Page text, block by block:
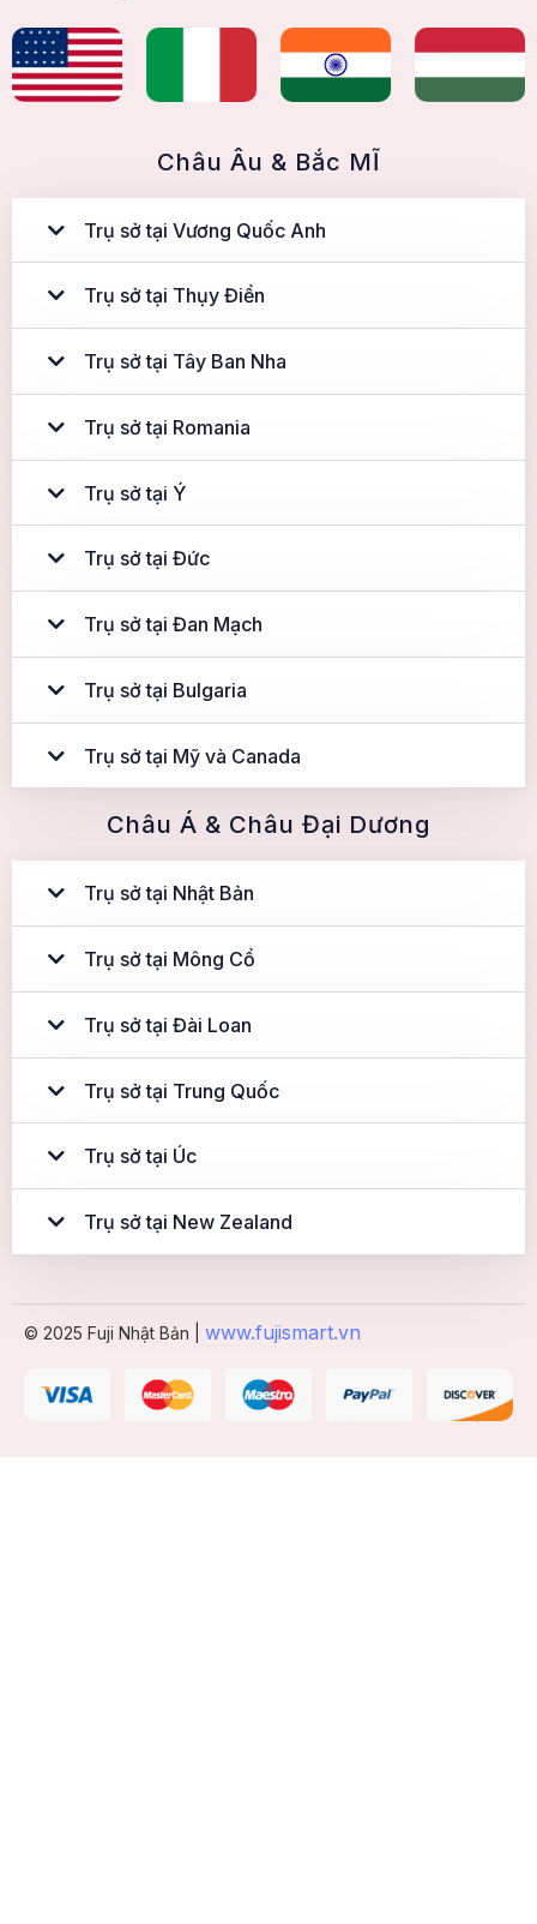
Châu Á & Châu Đại Dương
Trụ sở tại Nhật Bản
Trụ sở tại Mông Cổ
Trụ sở tại Đài Loan
Trụ sở tại Trung Quốc
Trụ sở tại Úc
Trụ sở tại New Zealand
Châu Âu & Bắc MĨ
Trụ sở tại Vương Quốc Anh
Trụ sở tại Thụy Điển
Trụ sở tại Tây Ban Nha
Trụ sở tại Romania
Trụ sở tại Ý
Trụ sở tại Đức
Trụ sở tại Đan Mạch
Trụ sở tại Bulgaria
Trụ sở tại Mỹ và Canada
© 2025 Fuji Nhật Bản | www.fujismart.vn